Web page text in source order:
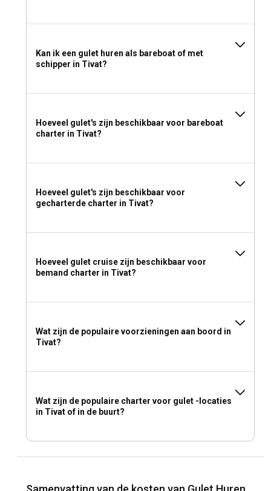
Kan ik een gulet huren als bareboat of met
schipper in Tivat?
Hoeveel gulet's zijn beschikbaar voor bareboat
charter in Tivat?
Hoeveel gulet's zijn beschikbaar voor
gecharterde charter in Tivat?
Hoeveel gulet cruise zijn beschikbaar voor
bemand charter in Tivat?
Wat zijn de populaire voorzieningen aan boord in
Tivat?
Wat zijn de populaire charter voor gulet -locaties
in Tivat of in de buurt?